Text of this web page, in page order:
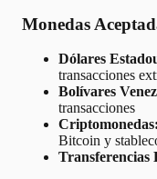
Monedas
Dólares
transacciones
Bolívares
transacciones
Criptomonedas:
Bitcoin y
Transferencias